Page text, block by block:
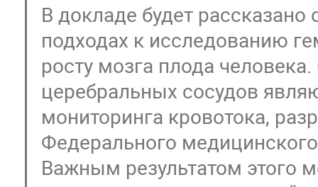
В докладе будет
подходах к исследованию
росту мозга плода
церебральных сосудов
мониторинга кровотока,
Федерального
Важным результатом этого